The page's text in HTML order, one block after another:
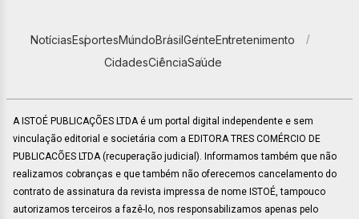
NotíciasEsportesMundoBrasilGenteEntretenimento
CidadesCiênciaSaúde
A ISTOÉ PUBLICAÇÕES LTDA é um portal digital independente e sem
vinculação editorial e societária com a EDITORA TRES COMÉRCIO DE
PUBLICACÕES LTDA (recuperação judicial). Informamos também que não
realizamos cobranças e que também não oferecemos cancelamento do
contrato de assinatura da revista impressa de nome ISTOÉ, tampouco
autorizamos terceiros a fazê-lo, nos responsabilizamos apenas pelo